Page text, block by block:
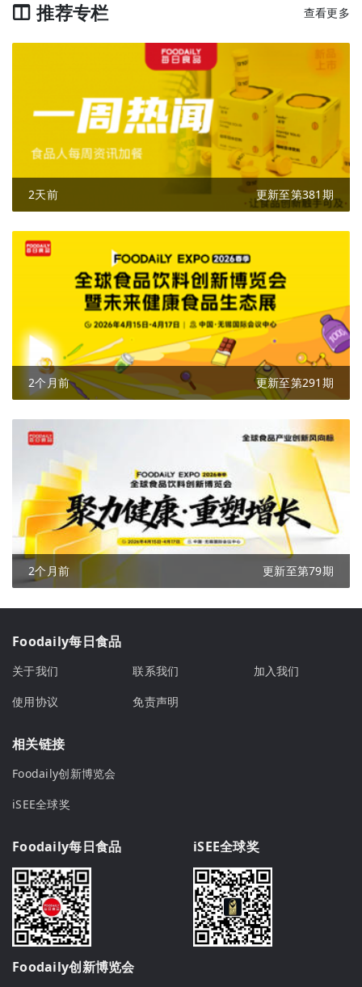
推荐专栏 查看更多
2天前 更新至第381期
2个月前 更新至第291期
2个月前 更新至第79期
Foodaily每日食品
关于我们 联系我们
加入我们
使用协议
免责声明
相关链接
Foodaily创新博览会
iSEE全球奖
Foodaily每日食品 iSEE全球奖
Foodaily创新博览会